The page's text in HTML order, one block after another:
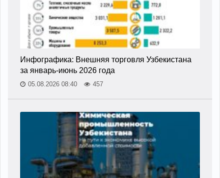
Инфографика: Внешняя торговля Узбекистана
за январь-июнь 2026 года
05.08.2026 08:40 457